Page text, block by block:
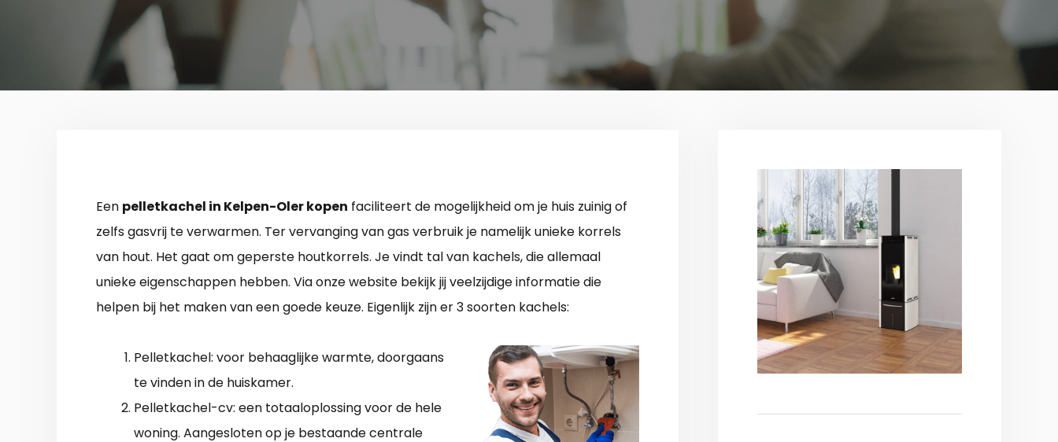
Een pelletkachel in Kelpen-Oler kopen faciliteert de mogelijkheid om je huis zuinig of
zelfs gasvrij te verwarmen. Ter vervanging van gas verbruik je namelijk unieke korrels
van hout. Het gaat om geperste houtkorrels. Je vindt tal van kachels, die allemaal
unieke eigenschappen hebben. Via onze website bekijk jij veelzijdige informatie die
helpen bij het maken van een goede keuze. Eigenlijk zijn er 3 soorten kachels:
Pelletkachel: voor behaaglijke warmte, doorgaans
te vinden in de huiskamer.
Pelletkachel-cv: een totaaloplossing voor de hele
woning. Aangesloten op je bestaande centrale